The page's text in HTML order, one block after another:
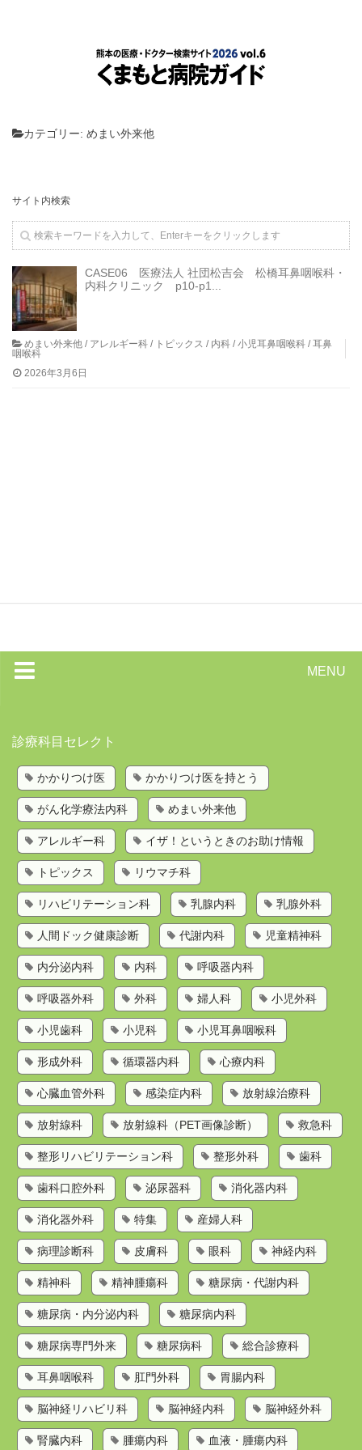
カテゴリー: めまい外来他
サイト内検索
CASE06 医療法人 社団松吉会 松橋耳鼻咽喉科・
内科クリニック p10-p1...
めまい外来他 / アレルギー科 / トピックス / 内科 /小児耳鼻咽喉科 /耳鼻
咽喉科
2026年3月6日
MENU
かかりつけ医を持とう
歯科検索
診療科目から探す
お問い合わせ
運営会社
診療科目セレクト
かかりつけ医 かかりつけ医を持とう
がん化学療法内科 めまい外来他
アレルギー科 イザ！というときのお助け情報
トピックス リウマチ科
リハビリテーション科 乳腺内科 乳腺外科
人間ドック健康診断 代謝内科 児童精神科
内分泌内科 内科 呼吸器内科
呼吸器外科 外科 婦人科 小児外科
小児歯科 小児科 小児耳鼻咽喉科
形成外科 循環器内科 心療内科
心臓血管外科 感染症内科 放射線治療科
放射線科 放射線科（PET画像診断） 救急科
整形リハビリテーション科 整形外科 歯科
歯科口腔外科 泌尿器科 消化器内科
消化器外科 特集 産婦人科
病理診断科 皮膚科 眼科 神経内科
精神科 精神腫瘍科 糖尿病・代謝内科
糖尿病・内分泌内科 糖尿病内科
糖尿病専門外来 糖尿病科 総合診療科
耳鼻咽喉科 肛門外科 胃腸内科
脳神経リハビリ科 脳神経内科 脳神経外科
腎臓内科 腫瘍内科 血液・腫瘍内科